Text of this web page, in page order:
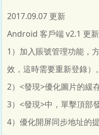
2017.09.07 更新
Android 客戶端 v2.1 更
1）加入賬號管理功能，
效，這時需要重新登錄）
2）<發現>優化圖片的緩
3）<發現>中，單擊頂部
4）優化開屏同步地址的